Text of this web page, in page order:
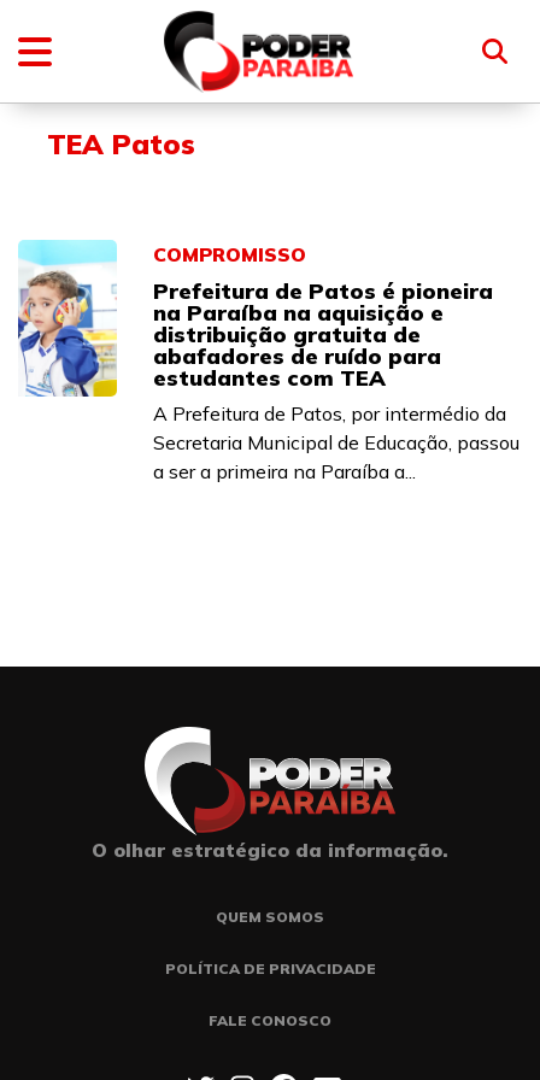
TEA Patos
COMPROMISSO
Prefeitura de Patos é pioneira
na Paraíba na aquisição e
distribuição gratuita de
abafadores de ruído para
estudantes com TEA
A Prefeitura de Patos, por intermédio da
Secretaria Municipal de Educação, passou
a ser a primeira na Paraíba a...
O olhar estratégico da informação.
QUEM SOMOS
POLÍTICA DE PRIVACIDADE
FALE CONOSCO